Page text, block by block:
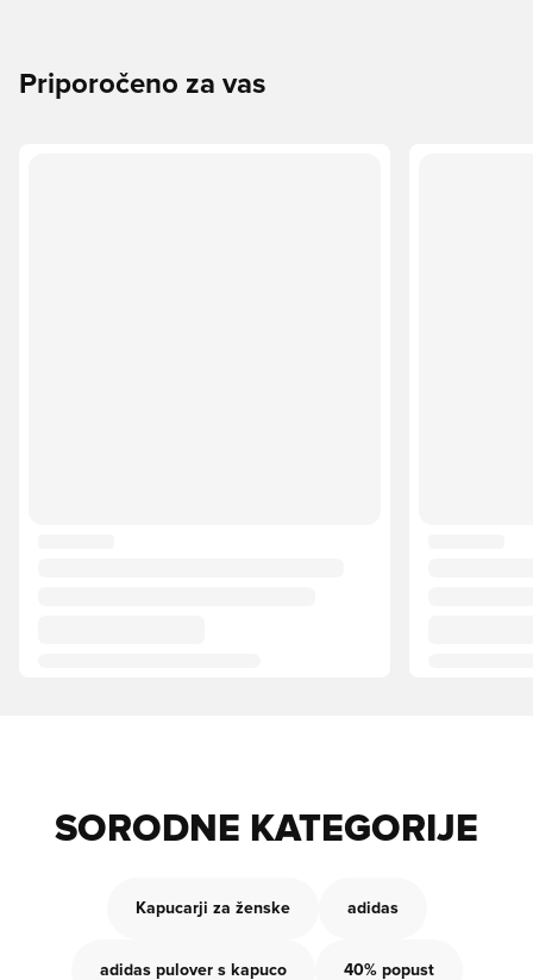
Priporočeno za vas
SORODNE KATEGORIJE
Kapucarji za ženske adidas
adidas pulover s kapuco 40% popust